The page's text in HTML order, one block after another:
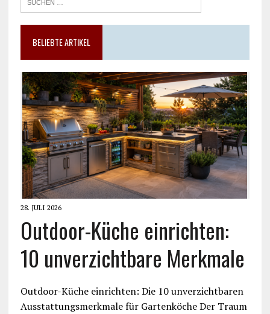
BELIEBTE ARTIKEL
28. JULI 2026
Outdoor-Küche einrichten:
10 unverzichtbare Merkmale
Outdoor-Küche einrichten: Die 10 unverzichtbaren
Ausstattungsmerkmale für Gartenköche Der Traum